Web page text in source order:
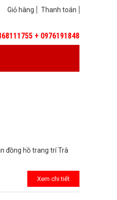
Giỏ hàng Thanh toán
+ 0976191848
đồng hồ trang trí Trà
Xem chi tiết